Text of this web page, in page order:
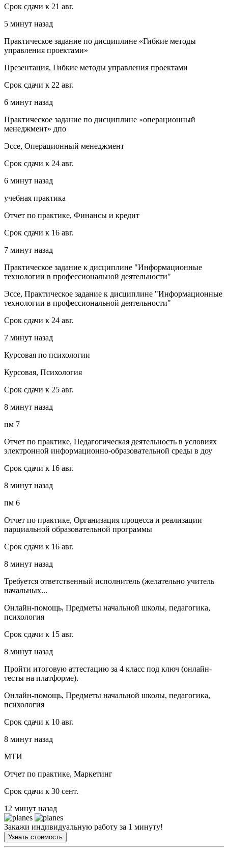
Срок сдачи к 21 авг.
5 минут назад
Практическое задание по дисциплине «Гибкие методы
управления проектами»
Презентация, Гибкие методы управления проектами
Срок сдачи к 22 авг.
6 минут назад
Практическое задание по дисциплине «операционный
менеджмент» дпо
Эссе, Операционный менеджмент
Срок сдачи к 24 авг.
6 минут назад
учебная практика
Отчет по практике, Финансы и кредит
Срок сдачи к 16 авг.
7 минут назад
Практическое задание к дисциплине "Информационные
технологии в профессиональной деятельности"
Эссе, Практическое задание к дисциплине "Информационные
технологии в профессиональной деятельности"
Срок сдачи к 24 авг.
7 минут назад
Курсовая по психологии
Курсовая, Психология
Срок сдачи к 25 авг.
8 минут назад
пм 7
Отчет по практике, Педагогическая деятельность в условиях
электронной информационно-образовательной среды в доу
Срок сдачи к 16 авг.
8 минут назад
пм 6
Отчет по практике, Организация процесса и реализации
парциальной образовательной программы
Срок сдачи к 16 авг.
8 минут назад
Требуется ответственный исполнитель (желательно учитель
начальных...
Онлайн-помощь, Предметы начальной школы, педагогика,
психология
Срок сдачи к 15 авг.
8 минут назад
Пройти итоговую аттестацию за 4 класс под ключ (онлайн-
тесты на платформе).
Онлайн-помощь, Предметы начальной школы, педагогика,
психология
Срок сдачи к 10 авг.
8 минут назад
МТИ
Отчет по практике, Маркетинг
Срок сдачи к 30 сент.
12 минут назад
Закажи индивидуальную работу за 1 минуту!
Узнать стоимость